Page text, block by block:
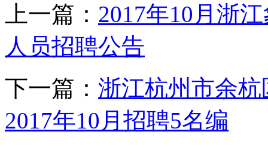
上一篇： 2017年10月浙
人员招聘公告
下一篇： 浙江杭州市余
2017年10月招聘5名编